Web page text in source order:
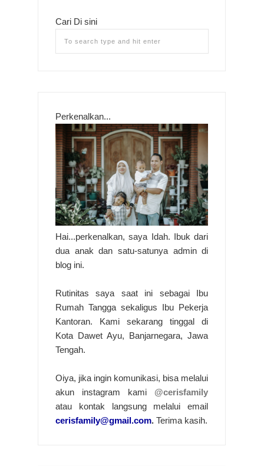
Cari Di sini
Perkenalkan...
Hai...perkenalkan, saya Idah. Ibuk dari
dua anak dan satu-satunya admin di
blog ini.
Rutinitas saya saat ini sebagai Ibu
Rumah Tangga sekaligus Ibu Pekerja
Kantoran. Kami sekarang tinggal di
Kota Dawet Ayu, Banjarnegara, Jawa
Tengah.
Oiya, jika ingin komunikasi, bisa melalui
akun instagram kami @cerisfamily
atau kontak langsung melalui email
cerisfamily@gmail.com. Terima kasih.